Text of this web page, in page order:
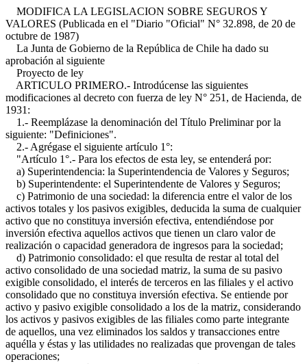
MODIFICA LA LEGISLACION SOBRE SEGUROS Y
VALORES (Publicada en el "Diario "Oficial" N° 32.898, de 20 de
octubre de 1987)
La Junta de Gobierno de la República de Chile ha dado su
aprobación al siguiente
Proyecto de ley
ARTICULO PRIMERO.- Introdúcense las siguientes
modificaciones al decreto con fuerza de ley N° 251, de Hacienda, de
1931:
1.- Reemplázase la denominación del Título Preliminar por la
siguiente: "Definiciones".
2.- Agrégase el siguiente artículo 1°:
"Artículo 1°.- Para los efectos de esta ley, se entenderá por:
a) Superintendencia: la Superintendencia de Valores y Seguros;
b) Superintendente: el Superintendente de Valores y Seguros;
c) Patrimonio de una sociedad: la diferencia entre el valor de los
activos totales y los pasivos exigibles, deducida la suma de cualquier
activo que no constituya inversión efectiva, entendiéndose por
inversión efectiva aquellos activos que tienen un claro valor de
realización o capacidad generadora de ingresos para la sociedad;
d) Patrimonio consolidado: el que resulta de restar al total del
activo consolidado de una sociedad matriz, la suma de su pasivo
exigible consolidado, el interés de terceros en las filiales y el activo
consolidado que no constituya inversión efectiva. Se entiende por
activo y pasivo exigible consolidado a los de la matriz, considerando
los activos y pasivos exigibles de las filiales como parte integrante
de aquellos, una vez eliminados los saldos y transacciones entre
aquélla y éstas y las utilidades no realizadas que provengan de tales
operaciones;